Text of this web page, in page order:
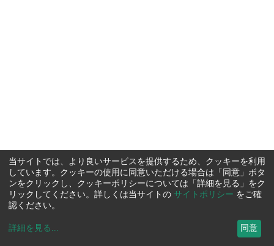
当サイトでは、より良いサービスを提供するため、クッキーを利用
しています。クッキーの使用に同意いただける場合は「同意」ボタ
ンをクリックし、クッキーポリシーについては「詳細を見る」をク
リックしてください。詳しくは当サイトの サイトポリシー をご確
認ください。
詳細を見る ... 同意